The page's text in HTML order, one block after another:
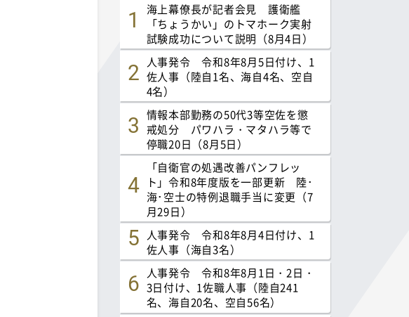
海上幕僚長が記者会見 護衛艦
「ちょうかい」のトマホーク実射
試験成功について説明（8月4日）
人事発令 令和8年8月5日付け、1
佐人事（陸自1名、海自4名、空自
4名）
情報本部勤務の50代3等空佐を懲
戒処分 パワハラ・マタハラ等で
停職20日（8月5日）
「自衛官の処遇改善パンフレッ
ト」令和8年度版を一部更新 陸･
海･空士の特例退職手当に変更（7
月29日）
人事発令 令和8年8月4日付け、1
佐人事（海自3名）
人事発令 令和8年8月1日・2日・
3日付け、1佐職人事（陸自241
名、海自20名、空自56名）